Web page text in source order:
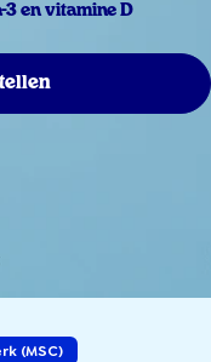
3 en vitamine D
(MSC)